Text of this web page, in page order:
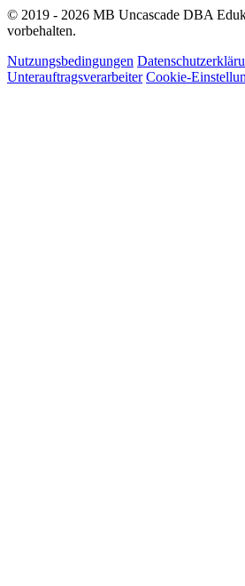
© 2019 - 2026 MB Uncascade DBA
vorbehalten.
Nutzungsbedingungen
Unterauftragsverarbeiter Cookie-